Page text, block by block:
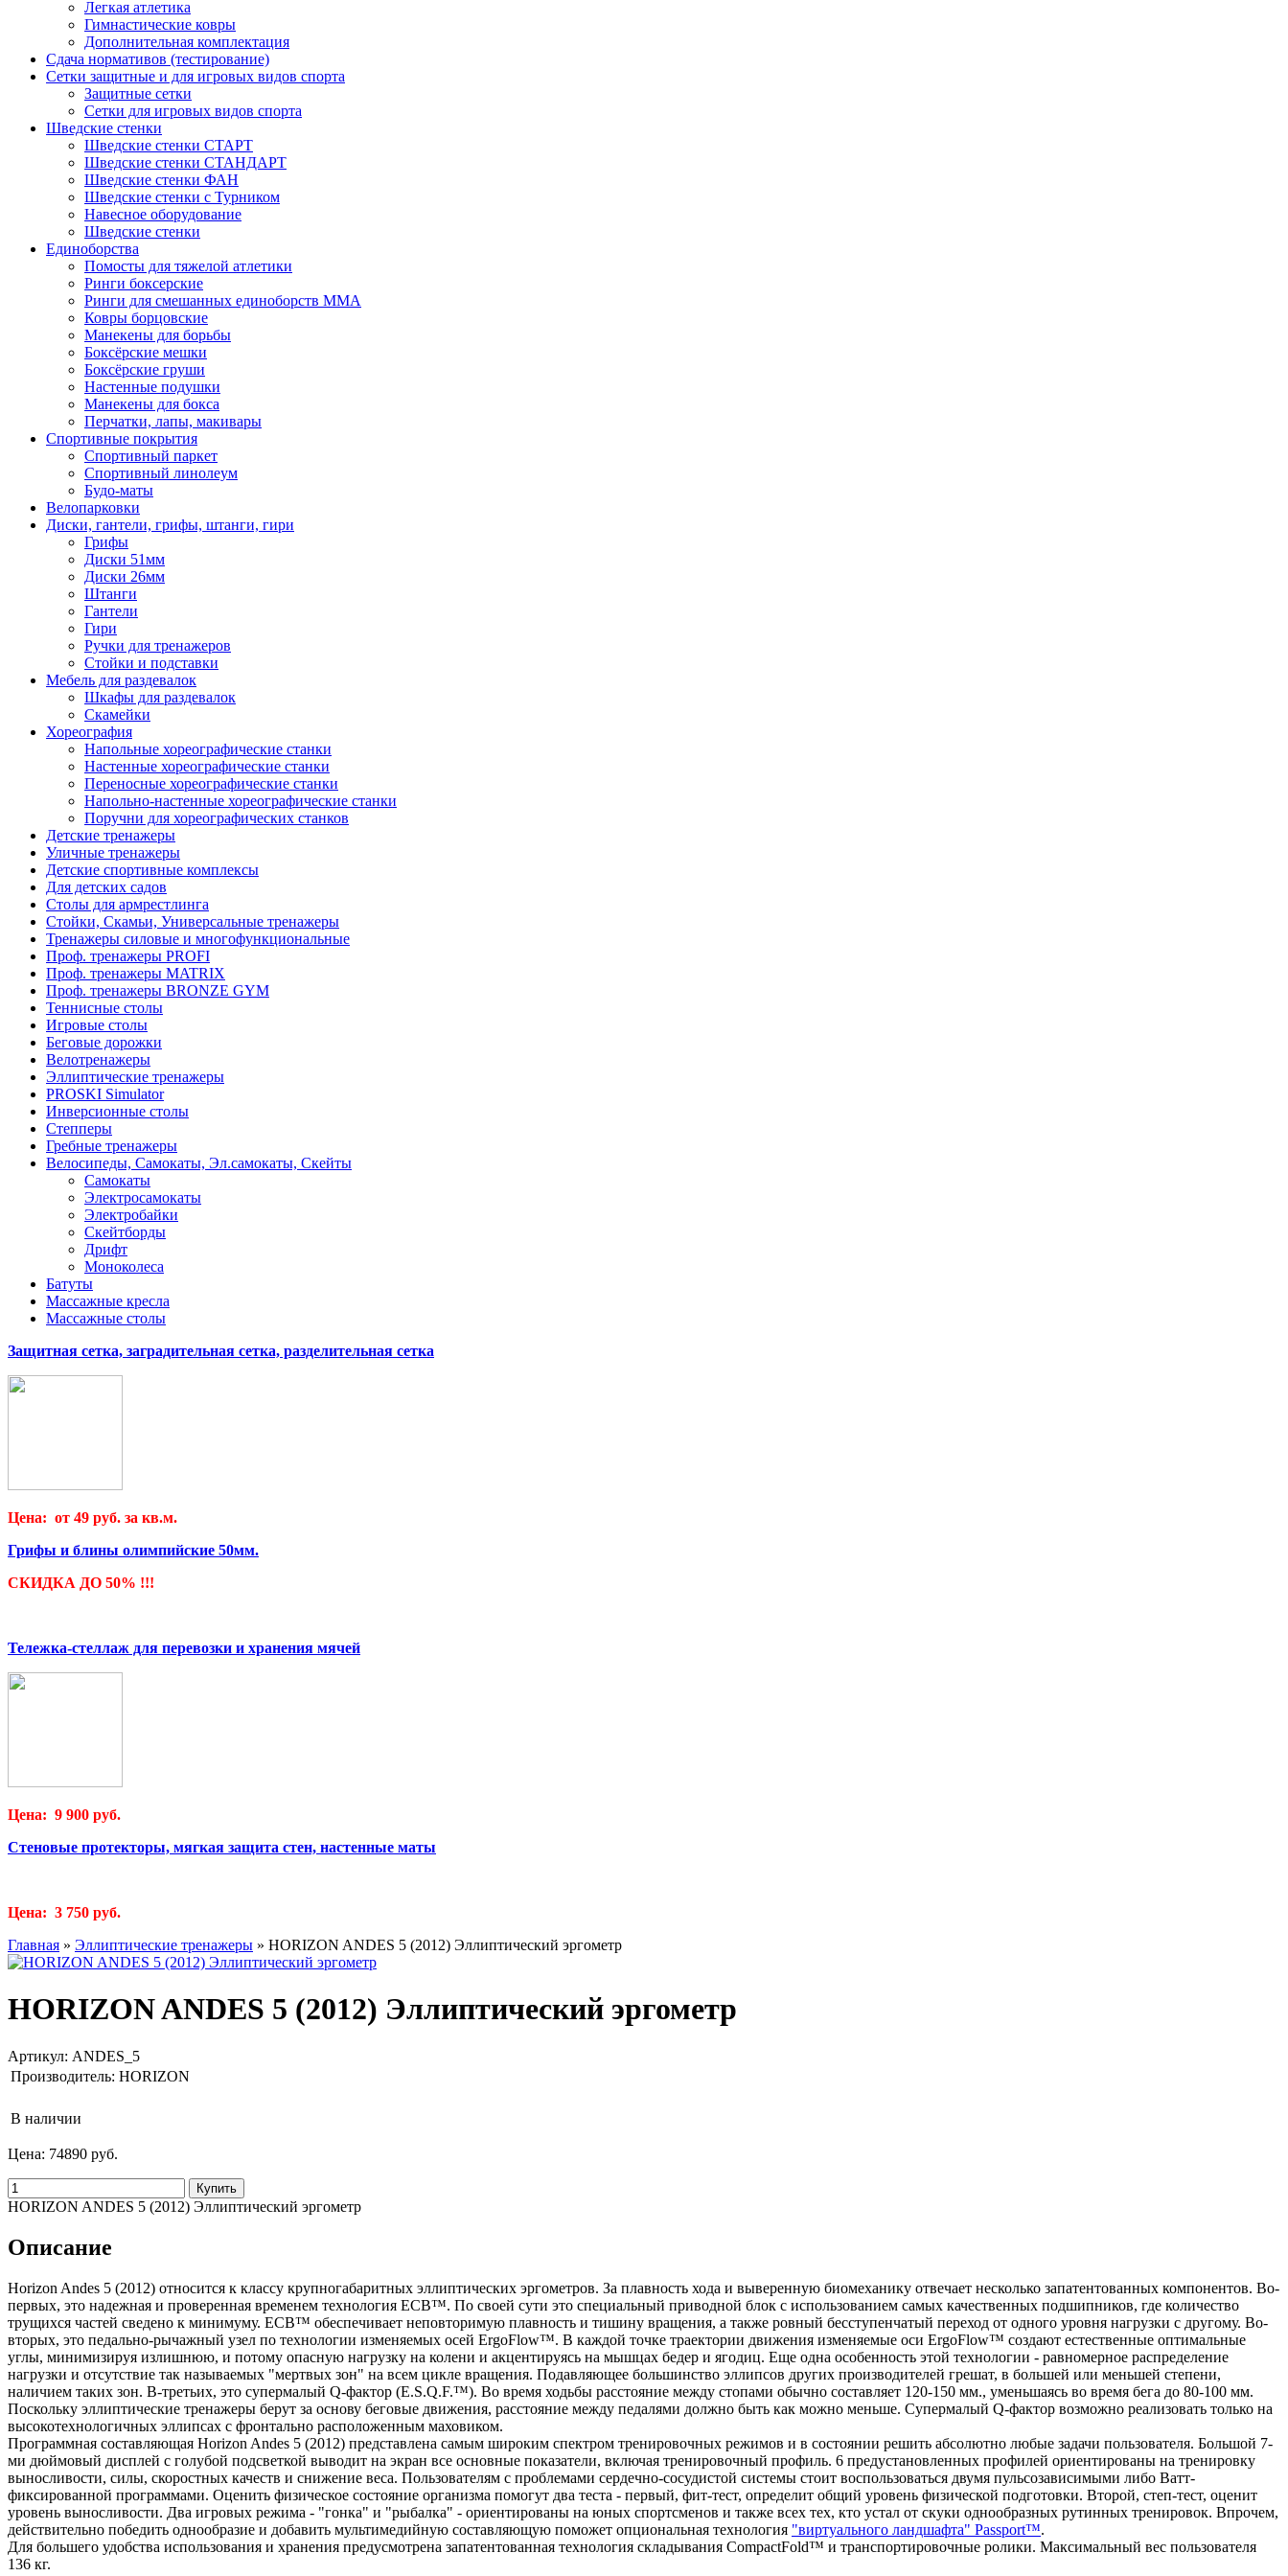
Легкая атлетика
Гимнастические ковры
Дополнительная комплектация
Сдача нормативов (тестирование)
Сетки защитные и для игровых видов спорта
Защитные сетки
Сетки для игровых видов спорта
Шведские стенки
Шведские стенки СТАРТ
Шведские стенки СТАНДАРТ
Шведские стенки ФАН
Шведские стенки с Турником
Навесное оборудование
Шведские стенки
Единоборства
Помосты для тяжелой атлетики
Ринги боксерские
Ринги для смешанных единоборств ММА
Ковры борцовские
Манекены для борьбы
Боксёрские мешки
Боксёрские груши
Настенные подушки
Манекены для бокса
Перчатки, лапы, макивары
Спортивные покрытия
Спортивный паркет
Спортивный линолеум
Будо-маты
Велопарковки
Диски, гантели, грифы, штанги, гири
Грифы
Диски 51мм
Диски 26мм
Штанги
Гантели
Гири
Ручки для тренажеров
Стойки и подставки
Мебель для раздевалок
Шкафы для раздевалок
Скамейки
Хореография
Напольные хореографические станки
Настенные хореографические станки
Переносные хореографические станки
Напольно-настенные хореографические станки
Поручни для хореографических станков
Детские тренажеры
Уличные тренажеры
Детские спортивные комплексы
Для детских садов
Столы для армрестлинга
Стойки, Скамьи, Универсальные тренажеры
Тренажеры силовые и многофункциональные
Проф. тренажеры PROFI
Проф. тренажеры MATRIX
Проф. тренажеры BRONZE GYM
Теннисные столы
Игровые столы
Беговые дорожки
Велотренажеры
Эллиптические тренажеры
PROSKI Simulator
Инверсионные столы
Степперы
Гребные тренажеры
Велосипеды, Самокаты, Эл.самокаты, Скейты
Самокаты
Электросамокаты
Электробайки
Скейтборды
Дрифт
Моноколеса
Батуты
Массажные кресла
Массажные столы
Защитная сетка, заградительная сетка, разделительная сетка
Цена: от 49 руб. за кв.м.
Грифы и блины олимпийские 50мм.
СКИДКА ДО 50% !!!
Тележка-стеллаж для перевозки и хранения мячей
Цена: 9 900 руб.
Стеновые протекторы, мягкая защита стен, настенные маты
Цена: 3 750 руб.
Главная » Эллиптические тренажеры » HORIZON ANDES 5 (2012) Эллиптический эргометр
HORIZON ANDES 5 (2012) Эллиптический эргометр
Артикул: ANDES_5
Производитель: HORIZON
В наличии
Цена: 74890 руб.
HORIZON ANDES 5 (2012) Эллиптический эргометр
Описание
Horizon Andes 5 (2012) относится к классу крупногабаритных эллиптических эргометров. За плавность хода и выверенную биомеханику отвечает несколько запатентованных компонентов. Во-
первых, это надежная и проверенная временем технология ECB™. По своей сути это специальный приводной блок с использованием самых качественных подшипников, где количество
трущихся частей сведено к минимуму. ECB™ обеспечивает неповторимую плавность и тишину вращения, а также ровный бесступенчатый переход от одного уровня нагрузки с другому. Во-
вторых, это педально-рычажный узел по технологии изменяемых осей ErgoFlow™. В каждой точке траектории движения изменяемые оси ErgoFlow™ создают естественные оптимальные
углы, минимизируя излишнюю, и потому опасную нагрузку на колени и акцентируясь на мышцах бедер и ягодиц. Еще одна особенность этой технологии - равномерное распределение
нагрузки и отсутствие так называемых "мертвых зон" на всем цикле вращения. Подавляющее большинство эллипсов других производителей грешат, в большей или меньшей степени,
наличием таких зон. В-третьих, это супермалый Q-фактор (E.S.Q.F.™). Во время ходьбы расстояние между стопами обычно составляет 120-150 мм., уменьшаясь во время бега до 80-100 мм.
Поскольку эллиптические тренажеры берут за основу беговые движения, расстояние между педалями должно быть как можно меньше. Супермалый Q-фактор возможно реализовать только на
высокотехнологичных эллипсах с фронтально расположенным маховиком.
Программная составляющая Horizon Andes 5 (2012) представлена самым широким спектром тренировочных режимов и в состоянии решить абсолютно любые задачи пользователя. Большой 7-
ми дюймовый дисплей с голубой подсветкой выводит на экран все основные показатели, включая тренировочный профиль. 6 предустановленных профилей ориентированы на тренировку
выносливости, силы, скоростных качеств и снижение веса. Пользователям с проблемами сердечно-сосудистой системы стоит воспользоваться двумя пульсозависимыми либо Ватт-
фиксированной программами. Оценить физическое состояние организма помогут два теста - первый, фит-тест, определит общий уровень физической подготовки. Второй, степ-тест, оценит
уровень выносливости. Два игровых режима - "гонка" и "рыбалка" - ориентированы на юных спортсменов и также всех тех, кто устал от скуки однообразных рутинных тренировок. Впрочем,
действительно победить однообразие и добавить мультимедийную составляющую поможет опциональная технология "виртуального ландшафта" Passport™.
Для большего удобства использования и хранения предусмотрена запатентованная технология складывания CompactFold™ и транспортировочные ролики. Максимальный вес пользователя
136 кг.